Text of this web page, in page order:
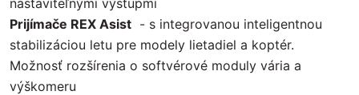
nastaviteľnými výstupmi
Prijímače REX Asist - s integrovanou inteligentnou
stabilizáciou letu pre modely lietadiel a koptér.
Možnosť rozšírenia o softvérové moduly vária a
výškomeru